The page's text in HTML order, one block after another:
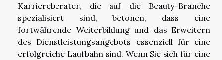
Karriereberater, die auf die Beauty-Branche
spezialisiert sind, betonen, dass eine
fortwährende Weiterbildung und das Erweitern
des Dienstleistungsangebots essenziell für eine
erfolgreiche Laufbahn sind. Wenn Sie sich für eine